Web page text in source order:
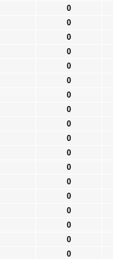
0
0
0
0
0
0
0
0
0
0
0
0
0
0
0
0
0
0